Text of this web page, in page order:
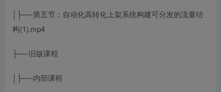
│├──第五节：自动化高转化上架系统构建可分发的流量结
构(1).mp4
├──旧版课程
│├──内部课程